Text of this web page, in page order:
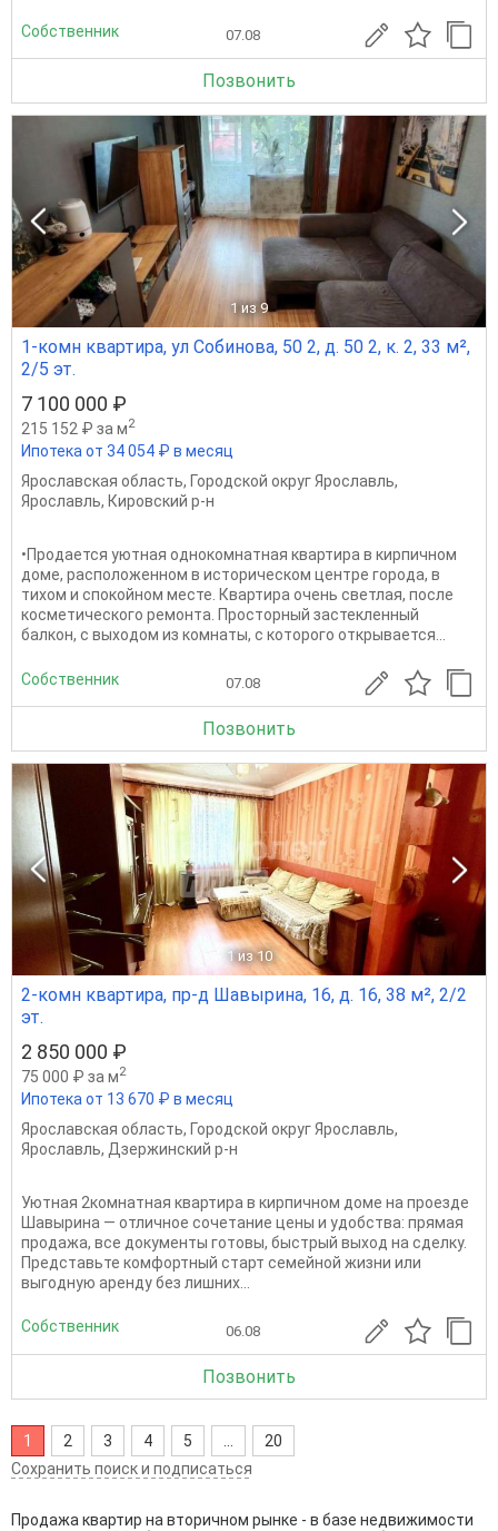
Собственник 07.08
Позвонить
1 из 9
1-комн квартира, ул Собинова, 50 2, д. 50 2, к. 2, 33 м²,
2/5 эт.
7 100 000 ₽
215 152 ₽ за м2
Ипотека от 34 054 ₽ в месяц
Ярославская область, Городской округ Ярославль,
Ярославль, Кировский р-н
•Продается уютная однокомнатная квартира в кирпичном
доме, расположенном в историческом центре города, в
тихом и спокойном месте. Квартира очень светлая, после
косметического ремонта. Просторный застекленный
балкон, с выходом из комнаты, с которого открывается...
Собственник 07.08
Позвонить
1 из 10
2-комн квартира, пр-д Шавырина, 16, д. 16, 38 м², 2/2
эт.
2 850 000 ₽
75 000 ₽ за м2
Ипотека от 13 670 ₽ в месяц
Ярославская область, Городской округ Ярославль,
Ярославль, Дзержинский р-н
Уютная 2комнатная квартира в кирпичном доме на проезде
Шавырина — отличное сочетание цены и удобства: прямая
продажа, все документы готовы, быстрый выход на сделку.
Представьте комфортный старт семейной жизни или
выгодную аренду без лишних...
Собственник 06.08
Позвонить
1 2 3 4 5
20
Сохранить поиск и подписаться
Продажа квартир на вторичном рынке - в базе недвижимости